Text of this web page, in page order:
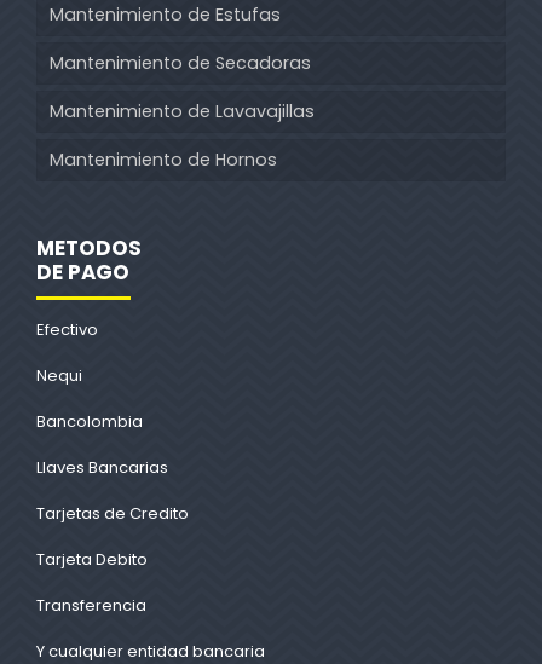
Mantenimiento de Estufas
Mantenimiento de Secadoras
Mantenimiento de Lavavajillas
Mantenimiento de Hornos
METODOS
DE PAGO
Efectivo
Nequi
Bancolombia
Llaves Bancarias
Tarjetas de Credito
Tarjeta Debito
Transferencia
Y cualquier entidad bancaria